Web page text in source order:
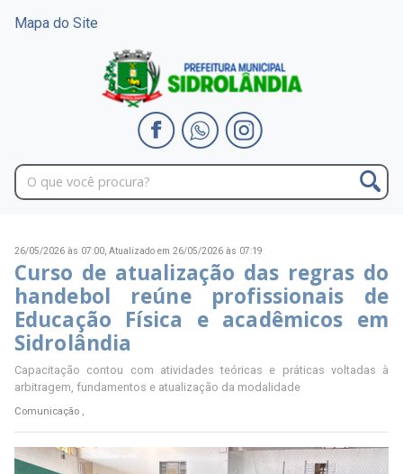
Mapa do Site
26/05/2026 às 07:00, Atualizado em 26/05/2026 às 07:19
Curso de atualização das regras do
handebol reúne profissionais de
Educação Física e acadêmicos em
Sidrolândia
Capacitação contou com atividades teóricas e práticas voltadas à
arbitragem, fundamentos e atualização da modalidade
Comunicação ,